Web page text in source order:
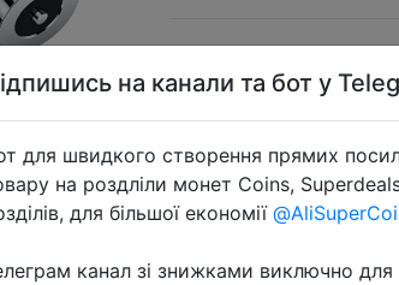
на канали та бот у
для швидкого створення прямих
на роздліли монет Coins,
для більшої економії
канал зі знижками виключно для